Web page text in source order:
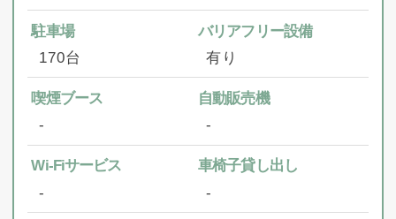
駐車場
170台
バリアフリー設備
有り
喫煙ブース
‐
自動販売機
‐
Wi-Fiサービス
‐
車椅子貸し出し
‐